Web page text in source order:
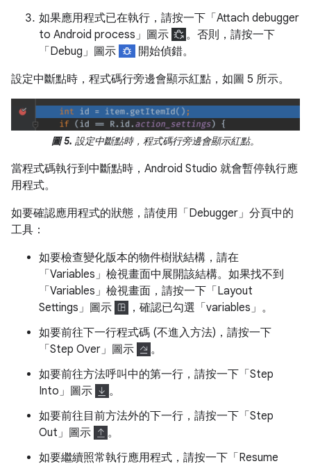
如果應用程式已在執行，請按一下「Attach debugger
to Android process」 圖示
。否則，請按一下
「Debug」 圖示
開始偵錯。
設定中斷點時，程式碼行旁邊會顯示紅點，如圖 5 所示。
圖 5. 設定中斷點時，程式碼行旁邊會顯示紅點。
當程式碼執行到中斷點時，Android Studio 就會暫停執行應
用程式。
如要確認應用程式的狀態，請使用「Debugger」分頁中的
工具：
如要檢查變化版本的物件樹狀結構，請在
「Variables」檢視畫面中展開該結構。如果找不到
「Variables」檢視畫面，請按一下「Layout
Settings」 圖示 ，確認已勾選「variables」 。
如要前往下一行程式碼 (不進入方法)，請按一下
「Step Over」圖示
。
如要前往方法呼叫中的第一行，請按一下「Step
Into」圖示
。
如要前往目前方法外的下一行，請按一下「Step
Out」 圖示
。
如要繼續照常執行應用程式，請按一下「Resume